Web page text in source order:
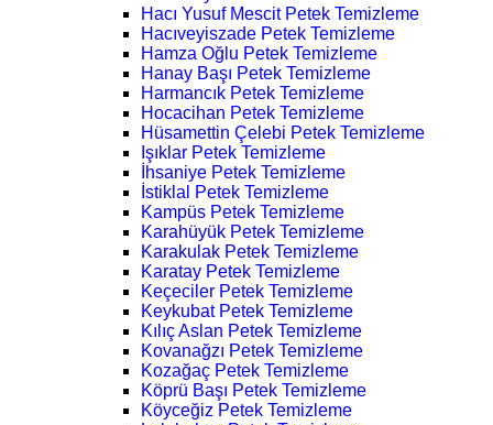
Hacı Yusuf Mescit Petek Temizleme
Hacıveyiszade Petek Temizleme
Hamza Oğlu Petek Temizleme
Hanay Başı Petek Temizleme
Harmancık Petek Temizleme
Hocacihan Petek Temizleme
Hüsamettin Çelebi Petek Temizleme
Işıklar Petek Temizleme
İhsaniye Petek Temizleme
İstiklal Petek Temizleme
Kampüs Petek Temizleme
Karahüyük Petek Temizleme
Karakulak Petek Temizleme
Karatay Petek Temizleme
Keçeciler Petek Temizleme
Keykubat Petek Temizleme
Kılıç Aslan Petek Temizleme
Kovanağzı Petek Temizleme
Kozağaç Petek Temizleme
Köprü Başı Petek Temizleme
Köyceğiz Petek Temizleme